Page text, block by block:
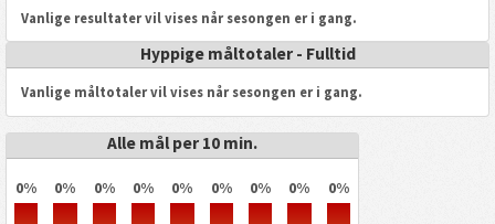
Vanlige resultater vil vises når sesongen er i gang.
Hyppige måltotaler - Fulltid
Vanlige måltotaler vil vises når sesongen er i gang.
Alle mål per 10 min.
0% 0% 0% 0% 0% 0% 0% 0% 0%